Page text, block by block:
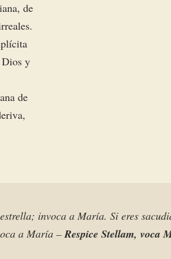
de
Dios y
de
invoca a María. Si eres
a María –Respice Stellam, voca